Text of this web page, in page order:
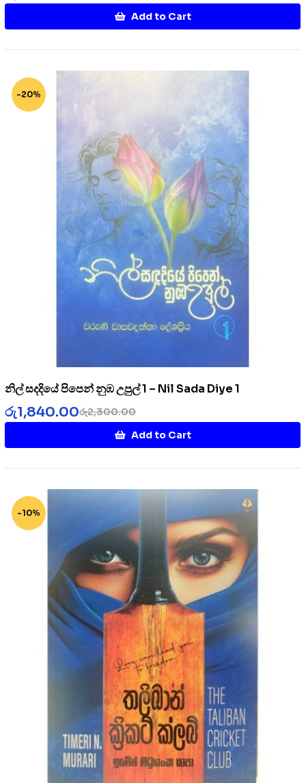
Add to Cart
-20%
නිල් සදදියේ පිපෙන් නුඹ උපුල් 1 – Nil Sada Diye 1
රු2,300.00
රු1,840.00
Add to Cart
-10%